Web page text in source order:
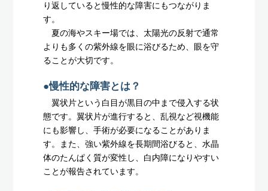
り返していると慢性的な障害にもつながりま
す。
夏の海やスキー場では、太陽光の反射で通常
よりも多くの紫外線を眼に浴びるため、眼を守
ることが大切です。
●慢性的な障害とは？
翼状片という白目が黒目の中まで侵入する状
態です。翼状片が進行すると、乱視など視機能
にも影響し、手術が必要になることがありま
す。また、強い紫外線を長期間浴びると、水晶
体のたんぱく質が変性し、白内障になりやすい
ことが報告されています。